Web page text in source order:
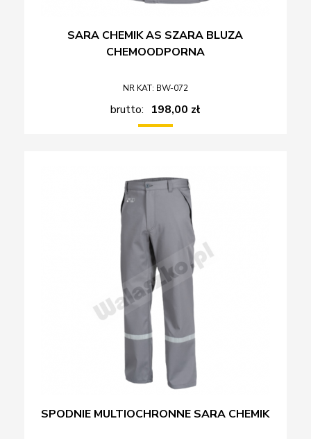
SARA CHEMIK AS SZARA BLUZA
CHEMOODPORNA
NR KAT: BW-072
brutto: 198,00 zł
SPODNIE MULTIOCHRONNE SARA CHEMIK